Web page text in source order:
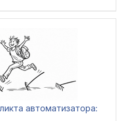
автоматизатора: